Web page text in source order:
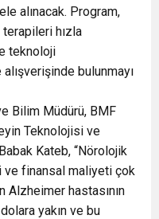
alınacak. Program,
hızla
teknoloji
bulunmayı
Bilim Müdürü, BMF
Teknolojisi ve
Kateb, “Nörolojik
ve finansal maliyeti çok
Alzheimer hastasının
yakın ve bu